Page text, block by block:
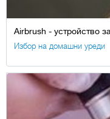
Airbrush - устройство
Избор на домашни уреди